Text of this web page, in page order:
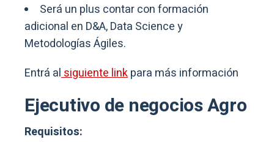
Será un plus contar con formación
adicional en D&A, Data Science y
Metodologías Ágiles.
Entrá alsiguiente linkpara más información
Ejecutivo de negocios Agro
Requisitos: